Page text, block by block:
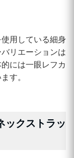
用している細身
リエーションは
には一眼レフカ
す。
ックストラッ